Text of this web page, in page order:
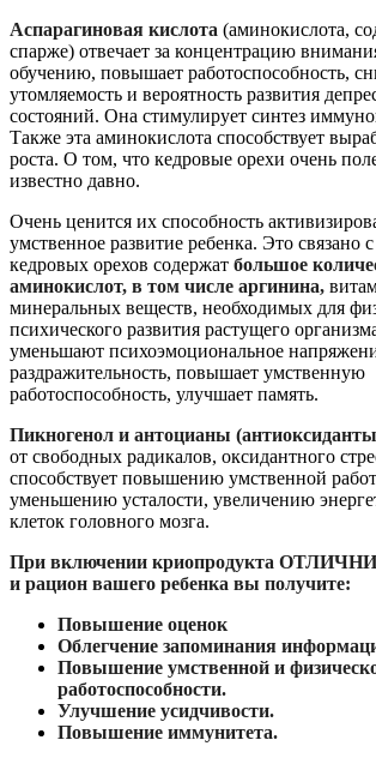
Аспарагиновая кислота (аминокислота,
спарже) отвечает за концентрацию
обучению, повышает работоспособность,
утомляемость и вероятность развития
состояний. Она стимулирует синтез
Также эта аминокислота способствует
роста. О том, что кедровые орехи очень
известно давно.
Очень ценится их способность
умственное развитие ребенка. Это связано
кедровых орехов содержат большое
аминокислот, в том числе аргинина,
минеральных веществ, необходимых для
психического развития растущего
уменьшают психоэмоциональное
раздражительность, повышает умственную
работоспособность, улучшает память.
Пикногенол и антоцианы
от свободных радикалов, оксидантного
способствует повышению умственной
уменьшению усталости, увеличению
клеток головного мозга.
При включении криопродукта
и рацион вашего ребенка вы получите:
Повышение оценок
Облегчение запоминания
Повышение умственной и
работоспособности.
Улучшение усидчивости.
Повышение иммунитета.